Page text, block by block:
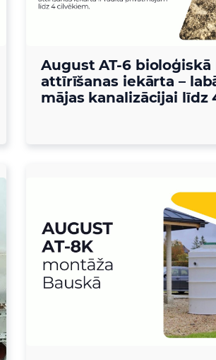
August AT-6
attīrīšanas iekārta –
mājas kanalizācijai līdz